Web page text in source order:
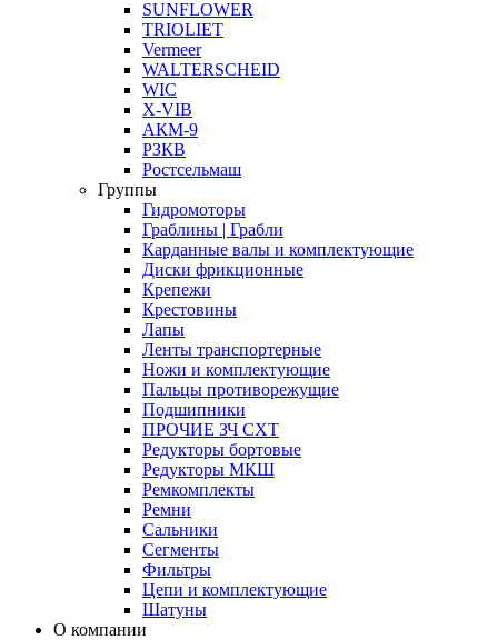
SUNFLOWER
TRIOLIET
Vermeer
WALTERSCHEID
WIC
X-VIB
АКМ-9
РЗКВ
Ростсельмаш
Группы
Гидромоторы
Граблины | Грабли
Карданные валы и комплектующие
Диски фрикционные
Крепежи
Крестовины
Лапы
Ленты транспортерные
Ножи и комплектующие
Пальцы противорежущие
Подшипники
ПРОЧИЕ ЗЧ СХТ
Редукторы бортовые
Редукторы МКШ
Ремкомплекты
Ремни
Сальники
Сегменты
Фильтры
Цепи и комплектующие
Шатуны
О компании